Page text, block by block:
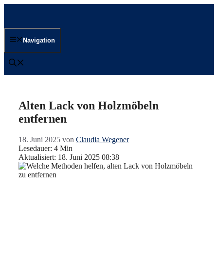
Navigation
Alten Lack von Holzmöbeln
entfernen
18. Juni 2025 von Claudia Wegener
Lesedauer: 4 Min
Aktualisiert: 18. Juni 2025 08:38